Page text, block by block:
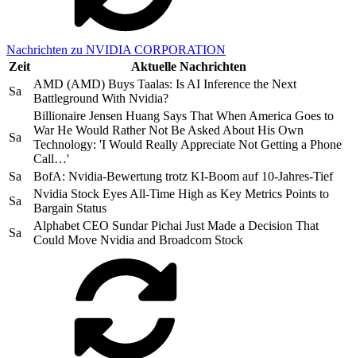
Nachrichten zu NVIDIA CORPORATION
Zeit
Aktuelle Nachrichten
Sa
AMD (AMD) Buys Taalas: Is AI Inference the Next
Battleground With Nvidia?
Sa
Billionaire Jensen Huang Says That When America Goes to
War He Would Rather Not Be Asked About His Own
Technology: 'I Would Really Appreciate Not Getting a Phone
Call…'
Sa
BofA: Nvidia-Bewertung trotz KI-Boom auf 10-Jahres-Tief
Sa
Nvidia Stock Eyes All-Time High as Key Metrics Points to
Bargain Status
Sa
Alphabet CEO Sundar Pichai Just Made a Decision That
Could Move Nvidia and Broadcom Stock